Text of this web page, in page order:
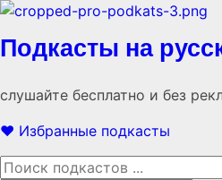
Подкасты на
слушайте бесплатно и без
❤️ Избранные подкасты